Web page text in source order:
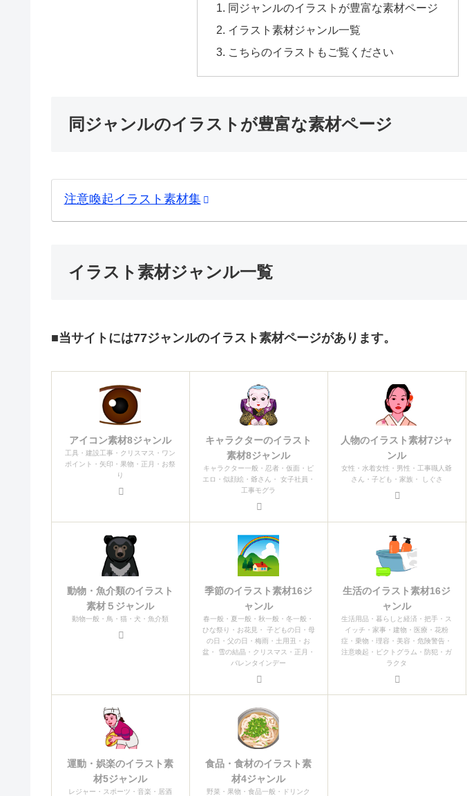
同ジャンルのイラストが豊富な素材ページ
イラスト素材ジャンル一覧
こちらのイラストもご覧ください
同ジャンルのイラストが豊富な素材ページ
注意喚起イラスト素材集
イラスト素材ジャンル一覧
■当サイトには77ジャンルのイラスト素材ページがあります。
アイコン素材8ジャンル
工具・建設工事・クリスマス・ワン
ポイント・矢印・果物・正月・お祭
り
キャラクターのイラスト
素材8ジャンル
キャラクター一般・忍者・仮面・ピ
エロ・似顔絵・爺さん・ 女子社員・
工事モグラ
人物のイラスト素材7ジャ
ンル
女性・水着女性・男性・工事職人爺
さん・子ども・家族・ しぐさ
動物・魚介類のイラスト
素材５ジャンル
動物一般・鳥・猫・犬・魚介類
季節のイラスト素材16ジ
ャンル
春一般・夏一般・秋一般・冬一般・
ひな祭り・お花見・ 子どもの日・母
の日・父の日・梅雨・土用丑・お
盆・ 雪の結晶・クリスマス・正月・
バレンタインデー
生活のイラスト素材16ジ
ャンル
生活用品・暮らしと経済・把手・ス
イッチ・家事・建物・医療・花粉
症・乗物・理容・美容・危険警告・
注意喚起・ピクトグラム・防犯・ガ
ラクタ
運動・娯楽のイラスト素
材5ジャンル
レジャー・スポーツ・音楽・居酒
食品・食材のイラスト素
材4ジャンル
野菜・果物・食品一般・ドリンク